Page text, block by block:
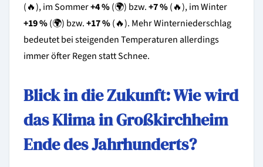
(🔥), im Sommer+4 %(🌍) bzw.+7 %(🔥), im Winter
+19 %(🌍) bzw.+17 %(🔥). Mehr Winterniederschlag
bedeutet bei steigenden Temperaturen allerdings
immer öfter Regen statt Schnee.
Blick in die Zukunft: Wie wird
das Klima in Großkirchheim
Ende des Jahrhunderts?